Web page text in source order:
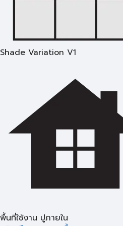
Shade Variation V1
พื้นที่ใช้งาน ปูภายใน